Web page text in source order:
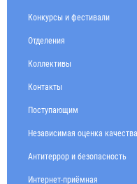
Конкурсы и фестивали
Отделения
Коллективы
Контакты
Поступающим
Независимая оценка
Антитеррор и безопасность
Интернет-приёмная